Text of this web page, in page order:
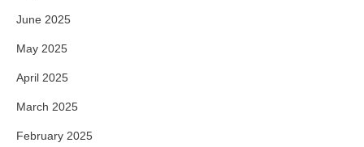
June 2025
May 2025
April 2025
March 2025
February 2025